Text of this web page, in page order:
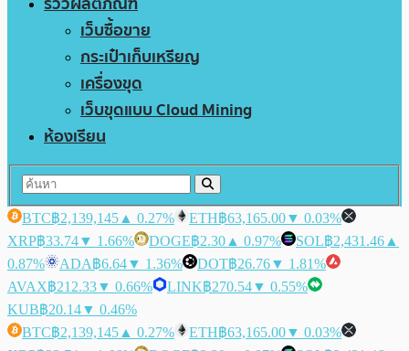
เว็บซื้อขาย
กระเป๋าเก็บเหรียญ
เครื่องขุด
เว็บขุดแบบ Cloud Mining
ห้องเรียน
BTC฿2,139,145 ▲ 0.27% ETH฿63,165.00▼ 0.03%
XRP฿33.74▼ 1.66% DOGE฿2.30 ▲ 0.97% SOL฿2,431.46 ▲
0.87%
ADA฿6.64▼ 1.36% DOT฿26.76▼ 1.81%
AVAX฿212.33▼ 0.66% LINK฿270.54▼ 0.55%
KUB฿20.14▼ 0.46%
BTC฿2,139,145 ▲ 0.27% ETH฿63,165.00▼ 0.03%